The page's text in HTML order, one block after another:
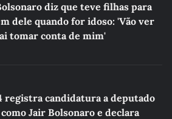
diz que teve filhas para
dele quando for idoso: 'Vão ver
tomar conta de mim'
registra candidatura a deputado
Jair Bolsonaro e declara